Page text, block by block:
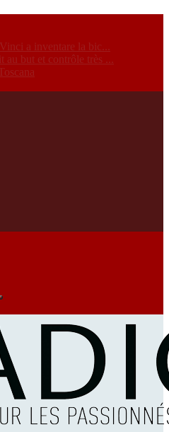
a inventare la bic...
but et contrôle très ...